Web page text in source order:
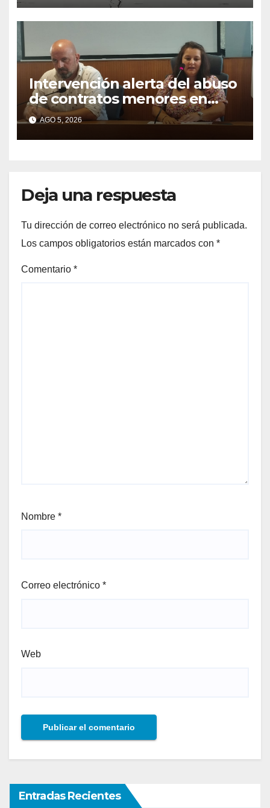
Intervención alerta del abuso
de contratos menores en
2025
AGO 5, 2026
Deja una respuesta
Tu dirección de correo electrónico no será publicada.
Los campos obligatorios están marcados con *
Comentario *
Nombre *
Correo electrónico *
Web
Entradas Recientes